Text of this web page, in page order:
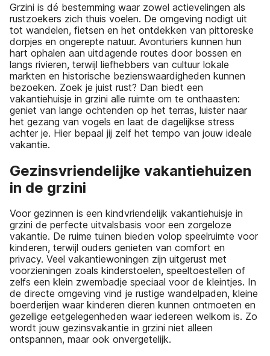
Grzini is dé bestemming waar zowel actievelingen als
rustzoekers zich thuis voelen. De omgeving nodigt uit
tot wandelen, fietsen en het ontdekken van pittoreske
dorpjes en ongerepte natuur. Avonturiers kunnen hun
hart ophalen aan uitdagende routes door bossen en
langs rivieren, terwijl liefhebbers van cultuur lokale
markten en historische bezienswaardigheden kunnen
bezoeken. Zoek je juist rust? Dan biedt een
vakantiehuisje in grzini alle ruimte om te onthaasten:
geniet van lange ochtenden op het terras, luister naar
het gezang van vogels en laat de dagelijkse stress
achter je. Hier bepaal jij zelf het tempo van jouw ideale
vakantie.
Gezinsvriendelijke vakantiehuizen
in de grzini
Voor gezinnen is een kindvriendelijk vakantiehuisje in
grzini de perfecte uitvalsbasis voor een zorgeloze
vakantie. De ruime tuinen bieden volop speelruimte voor
kinderen, terwijl ouders genieten van comfort en
privacy. Veel vakantiewoningen zijn uitgerust met
voorzieningen zoals kinderstoelen, speeltoestellen of
zelfs een klein zwembadje speciaal voor de kleintjes. In
de directe omgeving vind je rustige wandelpaden, kleine
boerderijen waar kinderen dieren kunnen ontmoeten en
gezellige eetgelegenheden waar iedereen welkom is. Zo
wordt jouw gezinsvakantie in grzini niet alleen
ontspannen, maar ook onvergetelijk.